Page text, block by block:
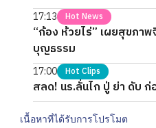
17:13 Hot News
“ก้อง ห้วยไร่” เผยสุขภ
บุญธรรม
17:00 Hot Clips
สลด! นร.ลั่นไก ปู่ ย่า ดับ ก่